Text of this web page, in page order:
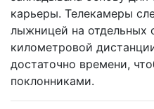
карьеры. Телекамеры
лыжницей на отдельных
километровой
достаточно времени,
поклонниками.